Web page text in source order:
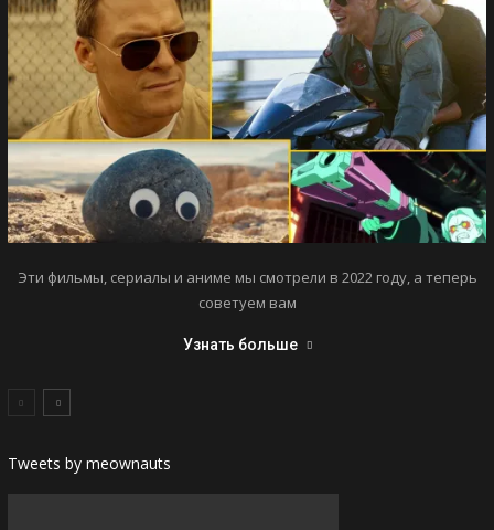
Эти фильмы, сериалы и аниме мы смотрели в 2022 году, а теперь
советуем вам
Узнать больше
Tweets by meownauts